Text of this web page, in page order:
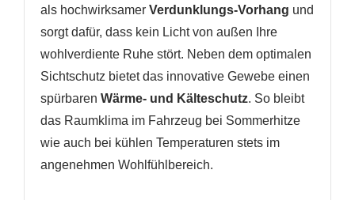
als hochwirksamer Verdunklungs-Vorhang und
sorgt dafür, dass kein Licht von außen Ihre
wohlverdiente Ruhe stört. Neben dem optimalen
Sichtschutz bietet das innovative Gewebe einen
spürbaren Wärme- und Kälteschutz. So bleibt
das Raumklima im Fahrzeug bei Sommerhitze
wie auch bei kühlen Temperaturen stets im
angenehmen Wohlfühlbereich.